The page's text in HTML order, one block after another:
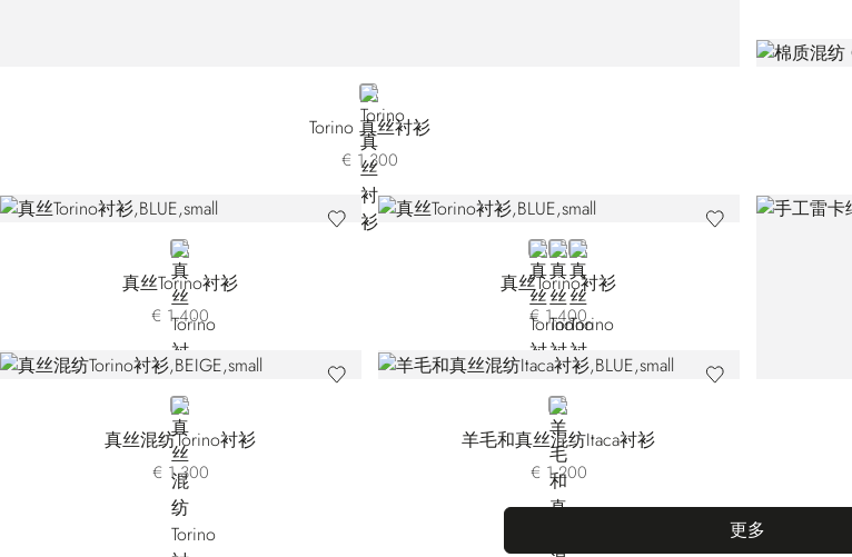
ORANGE
Torino 真丝衬衫
€ 1.300
BLUE
真丝Torino衬衫
€ 1.400
BLUE CS0024-003
VIOLET
BLACK
真丝Torino衬衫
€ 1.400
BEIGE
真丝混纺Torino衬衫
€ 1.300
BLUE
羊毛和真丝混纺Itaca衬衫
€ 1.200
更多